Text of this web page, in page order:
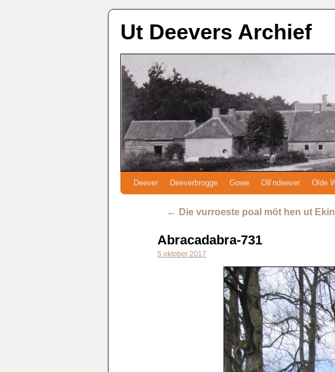
Ut Deevers Archief
Deever Deeverbrogge Gowe Oll’ndeever Olde
← Die vurroeste poal möt hen ut
Abracadabra-731
5 oktober 2017